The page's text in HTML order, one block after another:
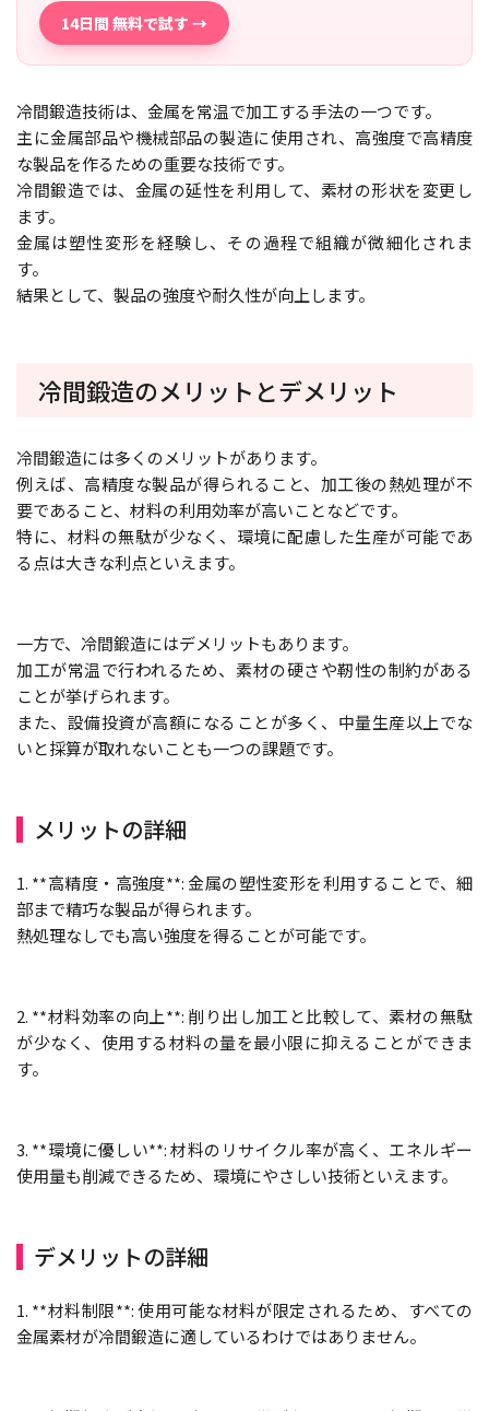
14日間 無料で試す →
冷間鍛造技術は、金属を常温で加工する手法の一つです。
主に金属部品や機械部品の製造に使用され、高強度で高精度
な製品を作るための重要な技術です。
冷間鍛造では、金属の延性を利用して、素材の形状を変更し
ます。
金属は塑性変形を経験し、その過程で組織が微細化されま
す。
結果として、製品の強度や耐久性が向上します。
冷間鍛造のメリットとデメリット
冷間鍛造には多くのメリットがあります。
例えば、高精度な製品が得られること、加工後の熱処理が不
要であること、材料の利用効率が高いことなどです。
特に、材料の無駄が少なく、環境に配慮した生産が可能であ
る点は大きな利点といえます。
一方で、冷間鍛造にはデメリットもあります。
加工が常温で行われるため、素材の硬さや靭性の制約がある
ことが挙げられます。
また、設備投資が高額になることが多く、中量生産以上でな
いと採算が取れないことも一つの課題です。
メリットの詳細
1. **高精度・高強度**: 金属の塑性変形を利用することで、細
部まで精巧な製品が得られます。
熱処理なしでも高い強度を得ることが可能です。
2. **材料効率の向上**: 削り出し加工と比較して、素材の無駄
が少なく、使用する材料の量を最小限に抑えることができま
す。
3. **環境に優しい**: 材料のリサイクル率が高く、エネルギー
使用量も削減できるため、環境にやさしい技術といえます。
デメリットの詳細
1. **材料制限**: 使用可能な材料が限定されるため、すべての
金属素材が冷間鍛造に適しているわけではありません。